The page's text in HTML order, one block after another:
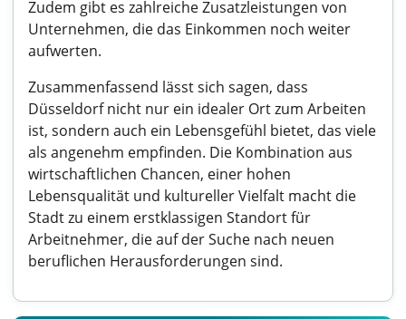
Zudem gibt es zahlreiche Zusatzleistungen von
Unternehmen, die das Einkommen noch weiter
aufwerten.
Zusammenfassend lässt sich sagen, dass
Düsseldorf nicht nur ein idealer Ort zum Arbeiten
ist, sondern auch ein Lebensgefühl bietet, das viele
als angenehm empfinden. Die Kombination aus
wirtschaftlichen Chancen, einer hohen
Lebensqualität und kultureller Vielfalt macht die
Stadt zu einem erstklassigen Standort für
Arbeitnehmer, die auf der Suche nach neuen
beruflichen Herausforderungen sind.